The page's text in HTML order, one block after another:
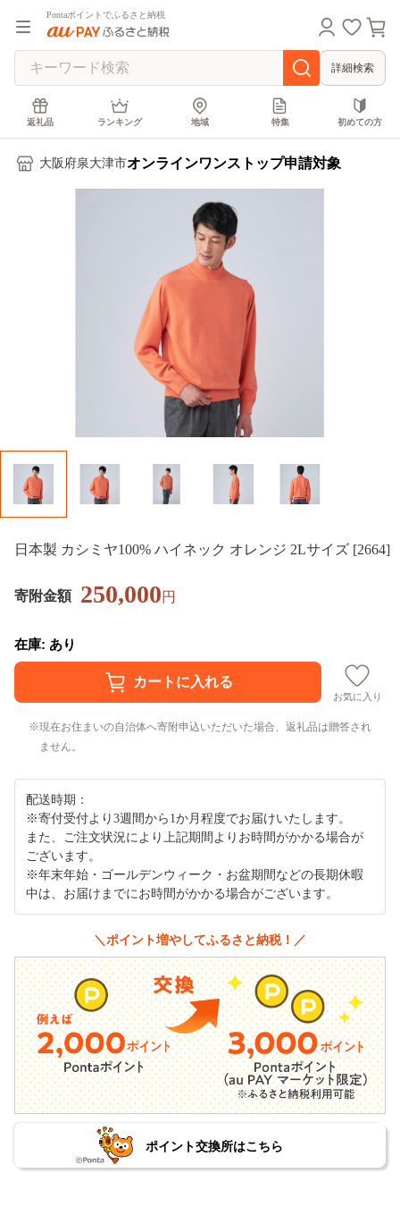
Pontaポイントでふるさと納税
詳細検索
返礼品 ランキング 地域 特集 初めての方
大阪府泉大津市オンラインワンストップ申請対象
日本製 カシミヤ100% ハイネック オレンジ 2Lサイズ [2664]
寄附金額 250,000円
在庫: あり
お気に入り
現在お住まいの自治体へ寄附申込いただいた場合、返礼品は贈答され
ません。
配送時期：
※寄付受付より3週間から1か月程度でお届けいたします。
また、ご注文状況により上記期間よりお時間がかかる場合が
ございます。
※年末年始・ゴールデンウィーク・お盆期間などの長期休暇
中は、お届けまでにお時間がかかる場合がございます。
＼ポイント増やしてふるさと納税！／
ポイント交換所はこちら